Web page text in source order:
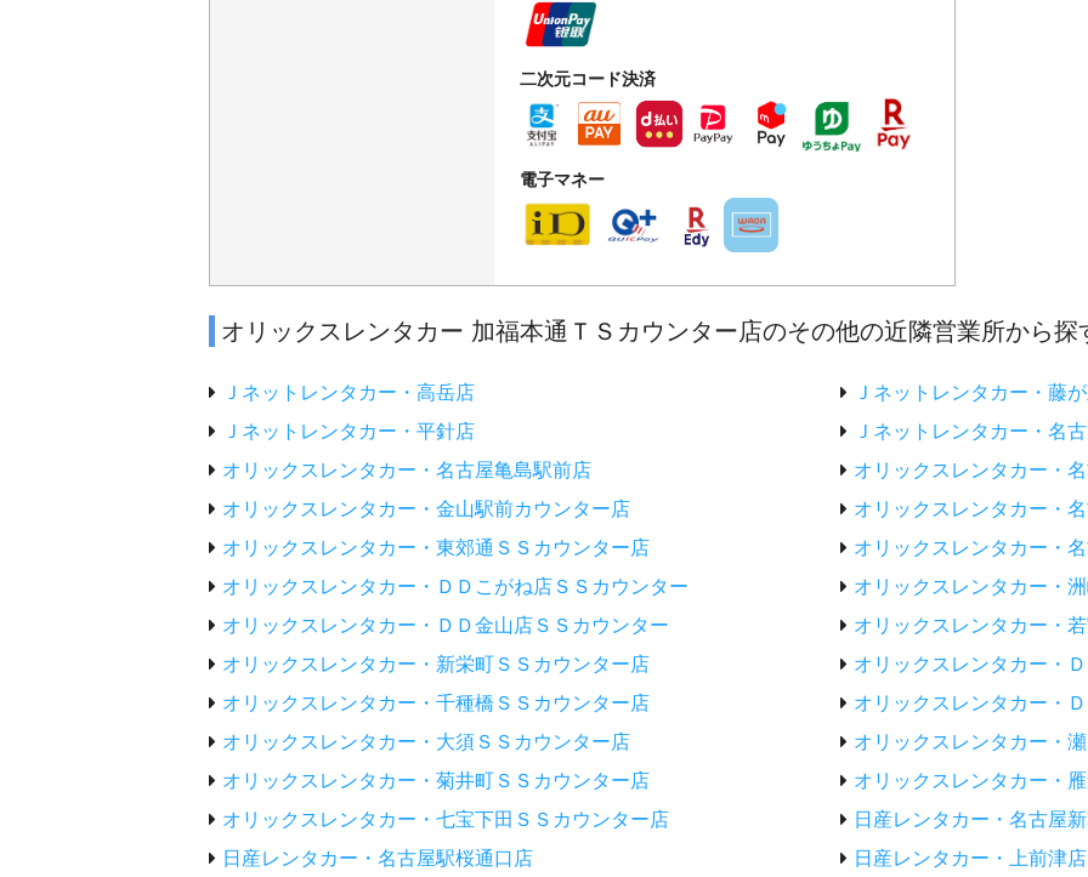
二次元コード決済
電子マネー
オリックスレンタカー 加福本通ＴＳカウンター店のその他の近隣営業所から探
Ｊネットレンタカー・高岳店
Ｊネットレンタカー・藤
Ｊネットレンタカー・平針店
Ｊネットレンタカー・名
オリックスレンタカー・名古屋亀島駅前店
オリックスレンタカー・
オリックスレンタカー・金山駅前カウンター店
オリックスレンタカー・
オリックスレンタカー・東郊通ＳＳカウンター店
オリックスレンタカー・
オリックスレンタカー・ＤＤこがね店ＳＳカウンター
オリックスレンタカー・
オリックスレンタカー・ＤＤ金山店ＳＳカウンター
オリックスレンタカー・
オリックスレンタカー・新栄町ＳＳカウンター店
オリックスレンタカー・
オリックスレンタカー・千種橋ＳＳカウンター店
オリックスレンタカー・
オリックスレンタカー・大須ＳＳカウンター店
オリックスレンタカー・
オリックスレンタカー・菊井町ＳＳカウンター店
オリックスレンタカー・
オリックスレンタカー・七宝下田ＳＳカウンター店
日産レンタカー・名古屋
日産レンタカー・名古屋駅桜通口店
日産レンタカー・上前津店